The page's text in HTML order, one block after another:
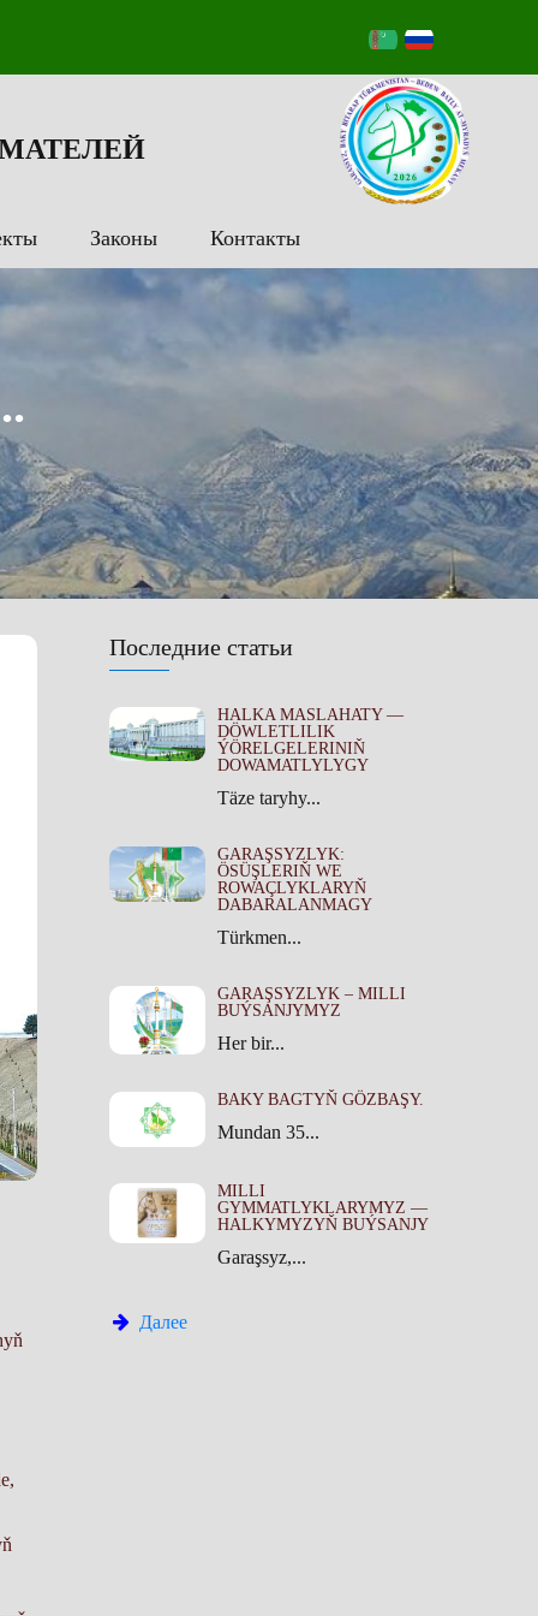
Законы Контакты
Последние статьи
HALKA MASLAHATY —
DÖWLETLILIK
ÝÖRELGELERINIŇ
DOWAMATLYLYGY
Täze taryhy...
GARAŞSYZLYK:
ÖSÜŞLERIŇ WE
ROWAÇLYKLARYŇ
DABARALANMAGY
Türkmen...
GARAŞSYZLYK – MILLI
BUÝSANJYMYZ
Her bir...
BAKY BAGTYŇ GÖZBAŞY.
Mundan 35...
MILLI
GYMMATLYKLARYMYZ —
HALKYMYZYŇ BUÝSANJY
Garaşsyz,...
Далее